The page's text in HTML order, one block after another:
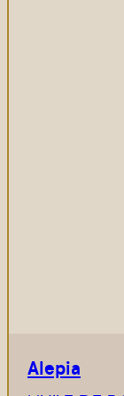
Alepia